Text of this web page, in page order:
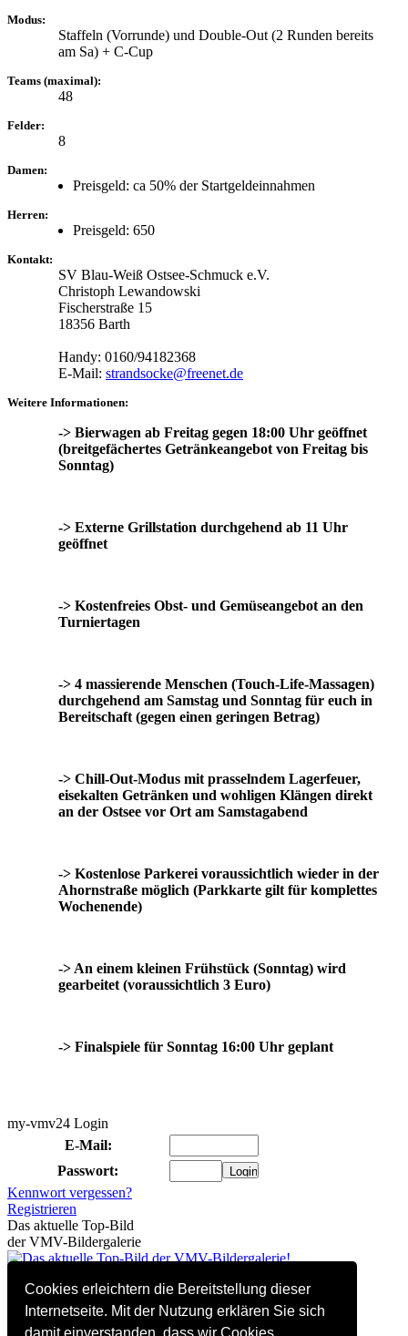
Cookies erleichtern die Bereitstellung dieser
Internetseite. Mit der Nutzung erklären Sie sich
damit einverstanden, dass wir Cookies
Modus:
Staffeln (Vorrunde) und Double-Out (2 Runden bereits
am Sa) + C-Cup
Teams (maximal):
48
Felder:
8
Damen:
Preisgeld: ca 50% der Startgeldeinnahmen
Herren:
Preisgeld: 650
Kontakt:
SV Blau-Weiß Ostsee-Schmuck e.V.
Christoph Lewandowski
Fischerstraße 15
18356 Barth
Handy: 0160/94182368
E-Mail: strandsocke@freenet.de
Weitere Informationen:
-> Bierwagen ab Freitag gegen 18:00 Uhr geöffnet
(breitgefächertes Getränkeangebot von Freitag bis
Sonntag)
-> Externe Grillstation durchgehend ab 11 Uhr
geöffnet
-> Kostenfreies Obst- und Gemüseangebot an den
Turniertagen
-> 4 massierende Menschen (Touch-Life-Massagen)
durchgehend am Samstag und Sonntag für euch in
Bereitschaft (gegen einen geringen Betrag)
-> Chill-Out-Modus mit prasselndem Lagerfeuer,
eisekalten Getränken und wohligen Klängen direkt
an der Ostsee vor Ort am Samstagabend
-> Kostenlose Parkerei voraussichtlich wieder in der
Ahornstraße möglich (Parkkarte gilt für komplettes
Wochenende)
-> An einem kleinen Frühstück (Sonntag) wird
gearbeitet (voraussichtlich 3 Euro)
-> Finalspiele für Sonntag 16:00 Uhr geplant
my-vmv24 Login
E-Mail:
Passwort:
Kennwort vergessen?
Registrieren
Das aktuelle Top-Bild
der VMV-Bildergalerie
(davon 0 registriert)
Hitliste linkender Websites
Instagram